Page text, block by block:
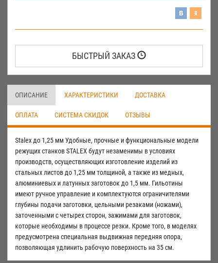
БЫСТРЫЙ ЗАКАЗ
ОПИСАНИЕ ХАРАКТЕРИСТИКИ ДОСТАВКА
ОПЛАТА СИСТЕМА СКИДОК ОТЗЫВЫ
Stalex до 1,25 мм Удобные, прочные и функциональные модели
режущих станков STALEX будут незаменимы в условиях
производств, осуществляющих изготовление изделий из
стальных листов до 1,25 мм толщиной, а также из медных,
алюминиевых и латунных заготовок до 1,5 мм. Гильотины
имеют ручное управление и комплектуются ограничителями
глубины подачи заготовки, цельными резаками (ножами),
заточенными с четырех сторон, зажимами для заготовок,
которые необходимы в процессе резки. Кроме того, в моделях
предусмотрена специальная выдвижная передняя опора,
позволяющая удлинить рабочую поверхность на 35 см.